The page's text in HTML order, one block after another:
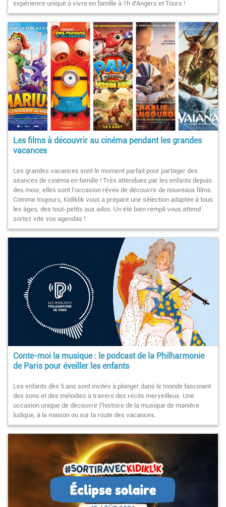
expérience unique à vivre en famille à 1h d'Angers et Tours !
Les films à découvrir au cinéma pendant les grandes
vacances
Les grandes vacances sont le moment parfait pour partager des
séances de cinéma en famille ! Très attendues par les enfants depuis
des mois, elles sont l’occasion rêvée de découvrir de nouveaux films.
Comme toujours, Kidiklik vous a préparé une sélection adaptée à tous
les âges, des tout-petits aux ados. Un été bien rempli vous attend :
sortez vite vos agendas !
Conte-moi la musique : le podcast de la Philharmonie
de Paris pour éveiller les enfants
Les enfants dès 5 ans sont invités à plonger dans le monde fascinant
des sons et des mélodies à travers des récits merveilleux. Une
occasion unique de découvrir l'histoire de la musique de manière
ludique, à la maison ou sur la route des vacances.